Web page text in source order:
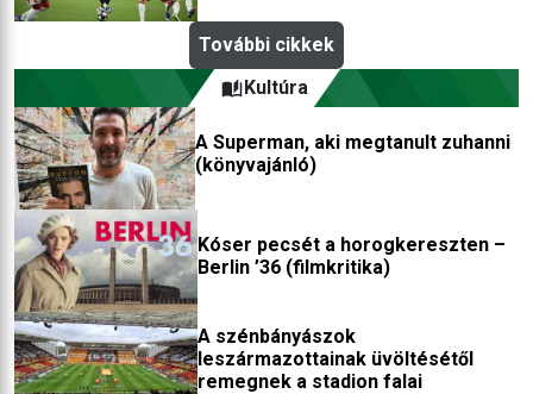
További cikkek
Kultúra
A Superman, aki megtanult zuhanni
(könyvajánló)
Kóser pecsét a horogkereszten –
Berlin ’36 (filmkritika)
A szénbányászok
leszármazottainak üvöltésétől
remegnek a stadion falai